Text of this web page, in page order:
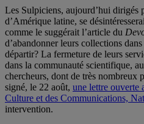
Les Sulpiciens, aujourd’hui dirigés
d’Amérique latine, se
comme le suggérait l’article du
d’abandonner leurs collections
départir? La fermeture de leurs
dans la communauté scientifique,
chercheurs, dont de très nombreux
signé, le 22 août, une lettre ouverte
Culture et des Communications,
intervention.